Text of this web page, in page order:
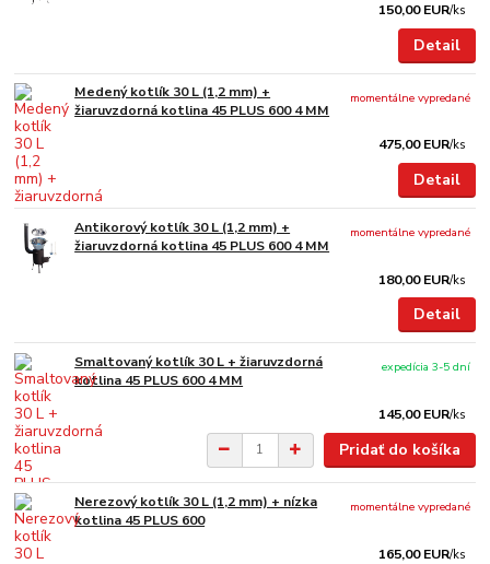
150,00 EUR/ks
Detail
Medený kotlík 30 L (1,2 mm) +
žiaruvzdorná kotlina 45 PLUS 600 4 MM
475,00 EUR/ks
momentálne vypredané
Detail
Antikorový kotlík 30 L (1,2 mm) +
žiaruvzdorná kotlina 45 PLUS 600 4 MM
180,00 EUR/ks
momentálne vypredané
Detail
Smaltovaný kotlík 30 L + žiaruvzdorná
kotlina 45 PLUS 600 4 MM
145,00 EUR/ks
expedícia 3-5 dní
Pridať do košíka
Nerezový kotlík 30 L (1,2 mm) + nízka
kotlina 45 PLUS 600
165,00 EUR/ks
momentálne vypredané